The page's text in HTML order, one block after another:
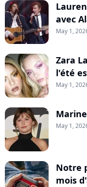
avec
May 1,
Zara
l'été
May 1,
May 1,
Notre
mois